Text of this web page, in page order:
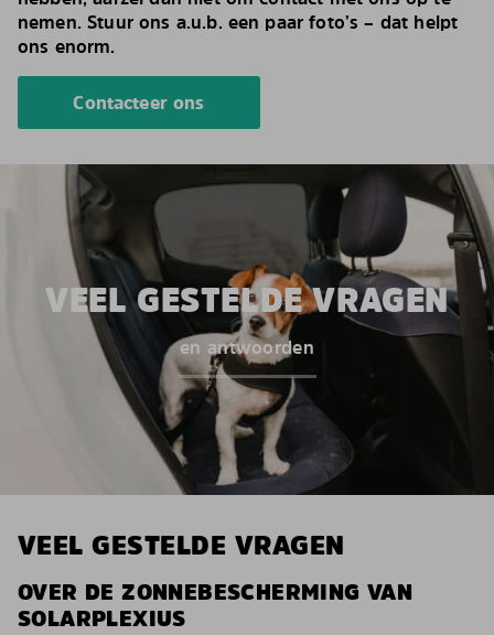
nemen. Stuur ons a.u.b. een paar foto’s – dat helpt
ons enorm.
Contacteer ons
VEEL GESTELDE VRAGEN
en antwoorden
VEEL GESTELDE VRAGEN
OVER DE ZONNEBESCHERMING VAN
SOLARPLEXIUS